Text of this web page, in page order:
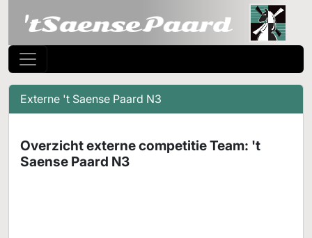
Externe 't Saense Paard N3
Overzicht externe competitie Team: 't
Saense Paard N3